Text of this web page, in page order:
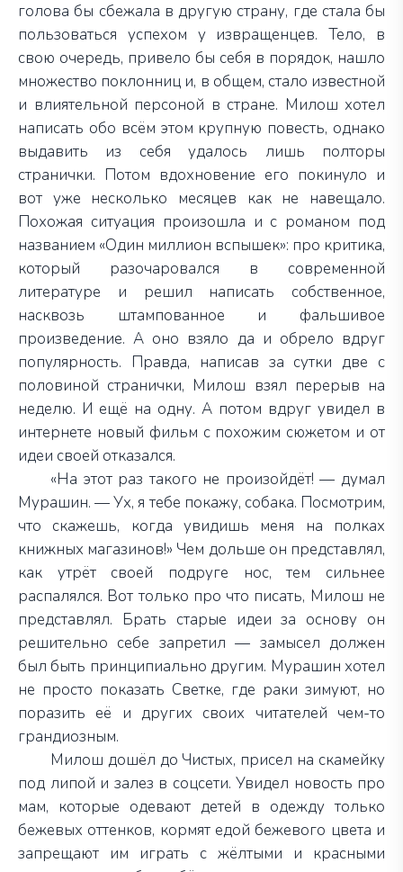
голова бы сбежала в другую страну, где стала бы
пользоваться успехом у извращенцев. Тело, в
свою очередь, привело бы себя в порядок, нашло
множество поклонниц и, в общем, стало известной
и влиятельной персоной в стране. Милош хотел
написать обо всём этом крупную повесть, однако
выдавить из себя удалось лишь полторы
странички. Потом вдохновение его покинуло и
вот уже несколько месяцев как не навещало.
Похожая ситуация произошла и с романом под
названием «Один миллион вспышек»: про критика,
который разочаровался в современной
литературе и решил написать собственное,
насквозь штампованное и фальшивое
произведение. А оно взяло да и обрело вдруг
популярность. Правда, написав за сутки две с
половиной странички, Милош взял перерыв на
неделю. И ещё на одну. А потом вдруг увидел в
интернете новый фильм с похожим сюжетом и от
идеи своей отказался.
«На этот раз такого не произойдёт! — думал
Мурашин. — Ух, я тебе покажу, собака. Посмотрим,
что скажешь, когда увидишь меня на полках
книжных магазинов!» Чем дольше он представлял,
как утрёт своей подруге нос, тем сильнее
распалялся. Вот только про что писать, Милош не
представлял. Брать старые идеи за основу он
решительно себе запретил — замысел должен
был быть принципиально другим. Мурашин хотел
не просто показать Светке, где раки зимуют, но
поразить её и других своих читателей чем-то
грандиозным.
Милош дошёл до Чистых, присел на скамейку
под липой и залез в соцсети. Увидел новость про
мам, которые одевают детей в одежду только
бежевых оттенков, кормят едой бежевого цвета и
запрещают им играть с жёлтыми и красными